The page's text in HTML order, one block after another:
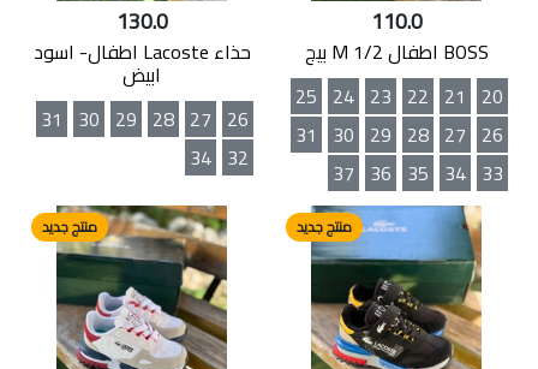
110.0
BOSS اطفال M 1/2 بيج
20
21
22
23
24
25
26
27
28
29
30
31
33
34
35
36
37
130.0
حذاء Lacoste اطفال- اسود
ابيض
26
27
28
29
30
31
32
34
منتج جديد منتج جديد